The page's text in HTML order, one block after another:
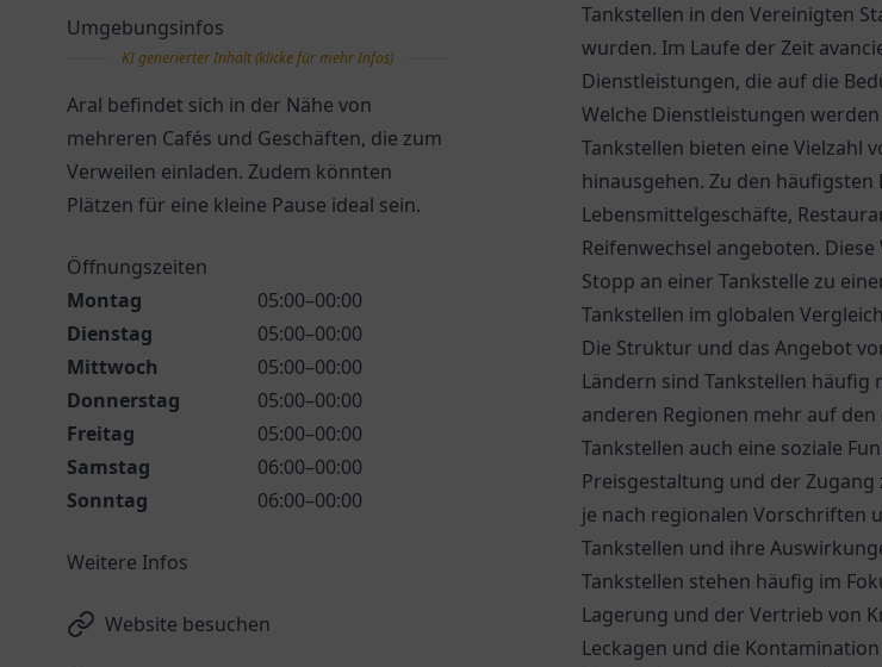
Umgebungsinfos
KI generierter Inhalt (klicke für mehr Infos)
Aral befindet sich in der Nähe von
mehreren Cafés und Geschäften, die zum
Verweilen einladen. Zudem könnten
Plätzen für eine kleine Pause ideal sein.
Öffnungszeiten
Montag
05:00–00:00
Dienstag
05:00–00:00
Mittwoch
05:00–00:00
Donnerstag
05:00–00:00
Freitag
05:00–00:00
Samstag
06:00–00:00
Sonntag
06:00–00:00
Weitere Infos
Website besuchen
Tankstellen in den Vereinigten
wurden. Im Laufe der Zeit
Dienstleistungen, die auf die
Welche Dienstleistungen
Tankstellen bieten eine Vielzahl
hinausgehen. Zu den
Lebensmittelgeschäfte,
Reifenwechsel angeboten.
Stopp an einer Tankstelle zu
Tankstellen im globalen Vergleich
Die Struktur und das Angebot
Ländern sind Tankstellen
anderen Regionen mehr auf
Tankstellen auch eine soziale
Preisgestaltung und der
je nach regionalen Vorschriften
Tankstellen und ihre
Tankstellen stehen häufig im
Lagerung und der Vertrieb von
Leckagen und die